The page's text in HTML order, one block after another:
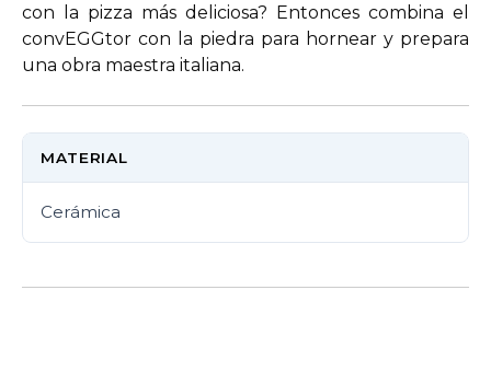
con la pizza más deliciosa? Entonces combina el
convEGGtor con la piedra para hornear y prepara
una obra maestra italiana.
MATERIAL
Cerámica